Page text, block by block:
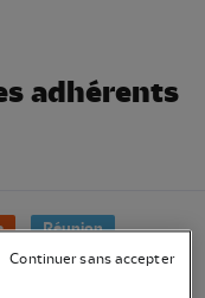
adhérents
Réunion
Continuer sans accepter